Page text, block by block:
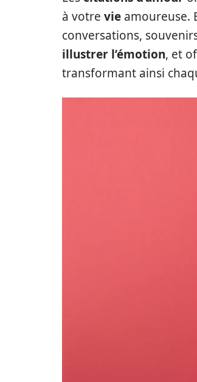
à votre vie amoureuse.
conversations,
illustrer l’émotion, et
transformant ainsi